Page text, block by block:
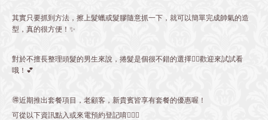
其實只要抓到方法，擦上髮蠟或髮膠隨意抓一下，就可以簡單完成帥氣的造
型，真的很方便！✨
對於不擅長整理頭髮的男生來說，捲髮是個很不錯的選擇👍🏻歡迎來試試看
哦！💕
🉐近期推出套餐項目，老顧客，新貴賓皆享有套餐的優惠喔！
可從以下資訊點入或來電預約登記唷💁🏻‍♀️